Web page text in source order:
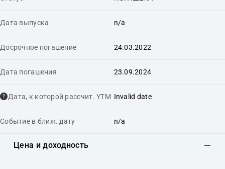
Дата выпуска n/a
Досрочное погашение 24.03.2022
Дата погашения 23.09.2024
Дата, к которой рассчит. YTM Invalid date
Событие в ближ. дату n/a
Цена и доходность